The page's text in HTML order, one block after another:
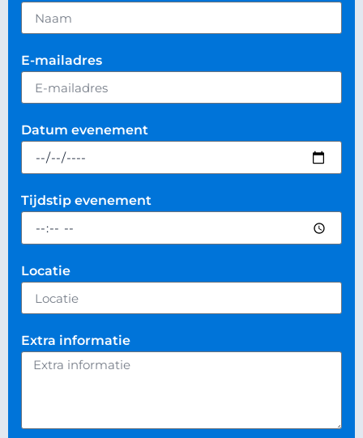
E-mailadres
Datum evenement
Tijdstip evenement
Locatie
Extra informatie